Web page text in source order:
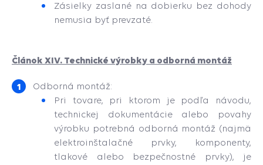
Zásielky zaslané na dobierku bez dohody
nemusia byť prevzaté.
Článok XIV. Technické výrobky a odborná montáž
Odborná montáž:
Pri tovare, pri ktorom je podľa návodu,
technickej dokumentácie alebo povahy
výrobku potrebná odborná montáž (najmä
elektroinštalačné prvky, komponenty,
tlakové alebo bezpečnostné prvky), je